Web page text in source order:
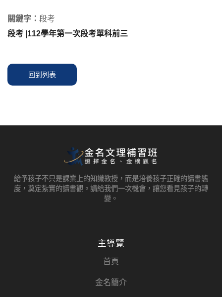
關鍵字： 段考
段考 |112學年第一次段考單科前三
回到列表
給予孩子不只是課業上的知識教授，而是培養孩子正確的讀書態
度，奠定紮實的讀書觀。請給我們一次機會，讓您看見孩子的轉
變。
主導覽
首頁
金名簡介